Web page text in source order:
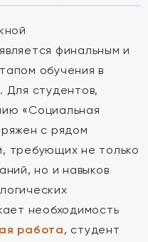
финальным и
обучения в
Для студентов,
«Социальная
с рядом
требующих не только
но и навыков
необходимость
работа, студент